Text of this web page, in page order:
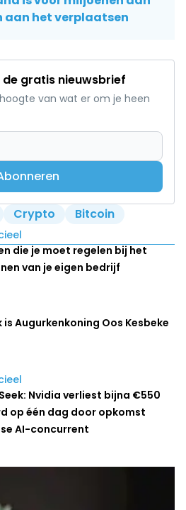
aan het verplaatsen
gratis nieuwsbrief
van wat er om je heen
Crypto Bitcoin
die je moet regelen bij het
van je eigen bedrijf
is Augurkenkoning Oos Kesbeke
Nvidia verliest bijna €550
op één dag door opkomst
AI-concurrent